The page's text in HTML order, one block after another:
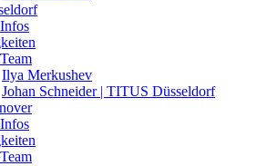
Ilya Merkushev
Johan Schneider | TITUS Düsseldorf